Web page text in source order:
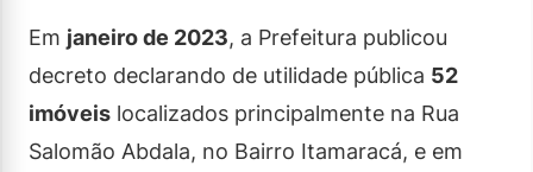
Em janeiro de 2023, a Prefeitura publicou
decreto declarando de utilidade pública 52
imóveis localizados principalmente na Rua
Salomão Abdala, no Bairro Itamaracá, e em